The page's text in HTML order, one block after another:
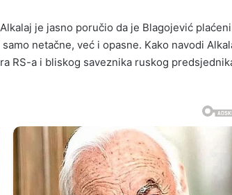
je jasno poručio da je Blagojević plaćeni
netačne, već i opasne. Kako navodi
RS-a i bliskog saveznika ruskog